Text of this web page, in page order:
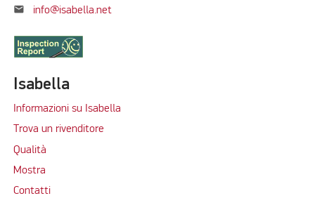
mail info@isabella.net
Isabella
Informazioni su Isabella
Trova un rivenditore
Qualità
Mostra
Contatti